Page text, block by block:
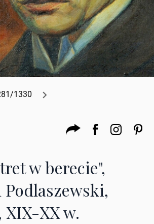
1330
w berecie",
Podlaszewski,
XIX-XX w.